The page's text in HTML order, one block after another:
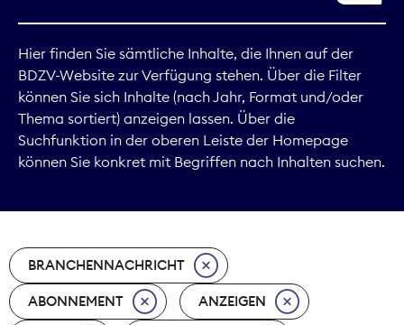
Digitales
Kommunikation
Marktdaten
Nachhaltigkeit
Nachwuchs
Hier finden Sie sämtliche Inhalte, die Ihnen auf der
BDZV-Website zur Verfügung stehen. Über die Filter
können Sie sich Inhalte (nach Jahr, Format und/oder
Thema sortiert) anzeigen lassen. Über die
Suchfunktion in der oberen Leiste der Homepage
können Sie konkret mit Begriffen nach Inhalten suchen.
BRANCHENNACHRICHT
ABONNEMENT ANZEIGEN